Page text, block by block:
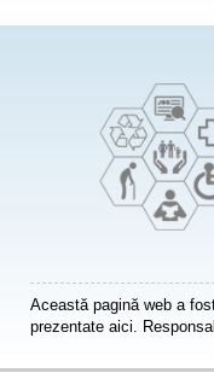
Această pagină web a
prezentate aici.